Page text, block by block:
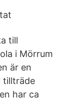
till
i Mörrum
är en
tillträde
har ca